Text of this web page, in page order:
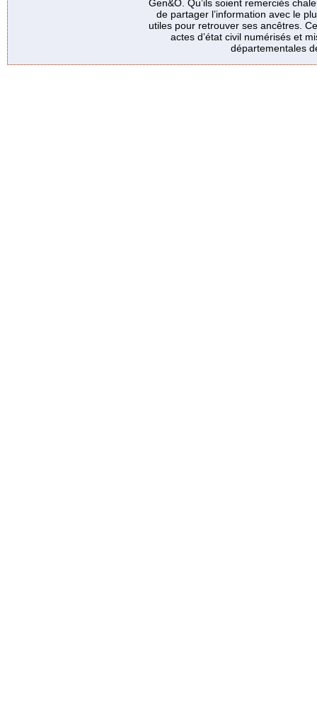
Gen&O. Qu’ils soient remerciés
de partager l’information avec le
utiles pour retrouver ses ancêtres.
actes d’état civil numérisés et
départementales